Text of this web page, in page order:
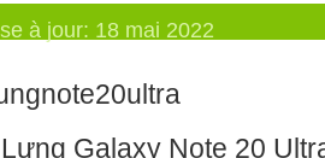
à jour: 18 mai 2022
Galaxy Note 20